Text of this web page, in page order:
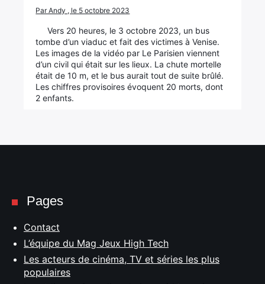
Par Andy , le 5 octobre 2023
Vers 20 heures, le 3 octobre 2023, un bus
tombe d’un viaduc et fait des victimes à Venise.
Les images de la vidéo par Le Parisien viennent
d’un civil qui était sur les lieux. La chute mortelle
était de 10 m, et le bus aurait tout de suite brûlé.
Les chiffres provisoires évoquent 20 morts, dont
2 enfants.
Pages
Contact
L’équipe du Mag Jeux High Tech
Les acteurs de cinéma, TV et séries les plus
populaires